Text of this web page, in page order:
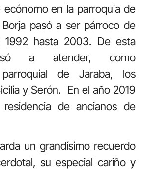
ecónomo en la parroquia de
pasó a ser párroco de
1992 hasta 2003. De esta
a atender, como
parroquial de Jaraba, los
y Serón. En el año 2019
de ancianos de
un grandísimo recuerdo
su especial cariño y